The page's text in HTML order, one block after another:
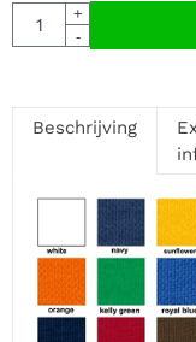
Aantal
+
-
Beschrijving